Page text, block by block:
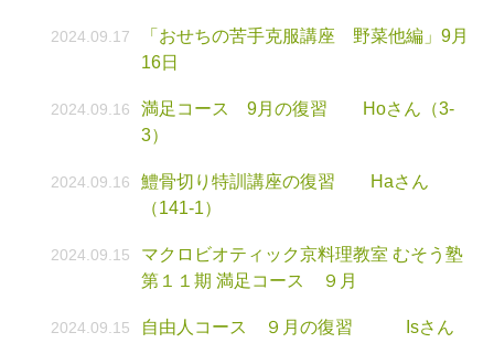
2024.09.17
「おせちの苦手克服講座 野菜他編」9月
16日
2024.09.16
満足コース 9月の復習 Hoさん（3-
3）
2024.09.16
鱧骨切り特訓講座の復習 Haさん
（141-1）
2024.09.15
マクロビオティック京料理教室 むそう塾
第１１期 満足コース ９月
2024.09.15
自由人コース ９月の復習 Isさん